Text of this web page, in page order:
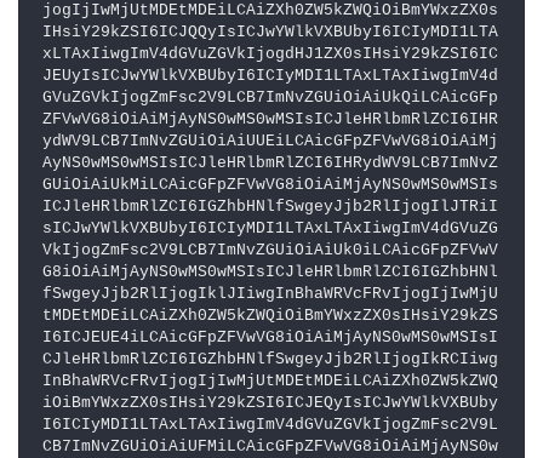
jogIjIwMjUtMDEtMDEiLCAiZXh0ZW5kZWQiOiBmYWxzZX0s
IHsiY29kZSI6ICJQQyIsICJwYWlkVXBUbyI6ICIyMDI1LTA
xLTAxIiwgImV4dGVuZGVkIjogdHJ1ZX0sIHsiY29kZSI6IC
JEUyIsICJwYWlkVXBUbyI6ICIyMDI1LTAxLTAxIiwgImV4d
GVuZGVkIjogZmFsc2V9LCB7ImNvZGUiOiAiUkQiLCAicGFp
ZFVwVG8iOiAiMjAyNS0wMS0wMSIsICJleHRlbmRlZCI6IHR
ydWV9LCB7ImNvZGUiOiAiUUEiLCAicGFpZFVwVG8iOiAiMj
AyNS0wMS0wMSIsICJleHRlbmRlZCI6IHRydWV9LCB7ImNvZ
GUiOiAiUkMiLCAicGFpZFVwVG8iOiAiMjAyNS0wMS0wMSIs
ICJleHRlbmRlZCI6IGZhbHNlfSwgeyJjb2RlIjogIlJTRiI
sICJwYWlkVXBUbyI6ICIyMDI1LTAxLTAxIiwgImV4dGVuZG
VkIjogZmFsc2V9LCB7ImNvZGUiOiAiUk0iLCAicGFpZFVwV
G8iOiAiMjAyNS0wMS0wMSIsICJleHRlbmRlZCI6IGZhbHNl
fSwgeyJjb2RlIjogIklJIiwgInBhaWRVcFRvIjogIjIwMjU
tMDEtMDEiLCAiZXh0ZW5kZWQiOiBmYWxzZX0sIHsiY29kZS
I6ICJEUE4iLCAicGFpZFVwVG8iOiAiMjAyNS0wMS0wMSIsI
CJleHRlbmRlZCI6IGZhbHNlfSwgeyJjb2RlIjogIkRCIiwg
InBhaWRVcFRvIjogIjIwMjUtMDEtMDEiLCAiZXh0ZW5kZWQ
iOiBmYWxzZX0sIHsiY29kZSI6ICJEQyIsICJwYWlkVXBUby
I6ICIyMDI1LTAxLTAxIiwgImV4dGVuZGVkIjogZmFsc2V9L
CB7ImNvZGUiOiAiUFMiLCAicGFpZFVwVG8iOiAiMjAyNS0w